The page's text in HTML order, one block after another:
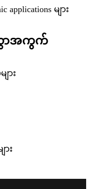
applications များ
လွှာအကွက်
ား
း